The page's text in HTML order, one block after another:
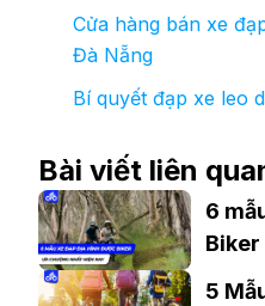
Cửa hàng bán xe
Đà Nẵng
Bí quyết đạp xe leo
Bài viết liên
6
Biker
5